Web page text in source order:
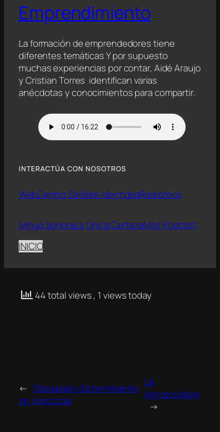
Emprendimiento
La formación de emprendedores tiene
diferentes temáticas Y por supuesto
muchas experiencias por contar, Aidé Araujo
y Cristian Torres identifican varias
anécdotas y conocimientos para compartir.
INTERACTÚA CON NOSOTROS
WebCentro Satélite IdentidadRadioteca
Minga SonoraLa Única CertezaMás Podcast
INICIO
44 total views, 1 views today
← Obesidad y Estreñimiento
en Mascotas
La
Agroecología
→